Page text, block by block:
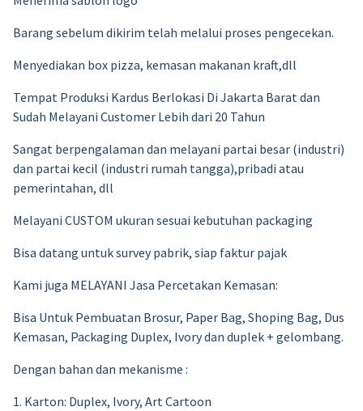
Barang sebelum dikirim telah melalui proses pengecekan.
Menyediakan box pizza, kemasan makanan kraft,dll
Tempat Produksi Kardus Berlokasi Di Jakarta Barat dan
Sudah Melayani Customer Lebih dari 20 Tahun
Sangat berpengalaman dan melayani partai besar (industri)
dan partai kecil (industri rumah tangga),pribadi atau
pemerintahan, dll
Melayani CUSTOM ukuran sesuai kebutuhan packaging
Bisa datang untuk survey pabrik, siap faktur pajak
Kami juga MELAYANI Jasa Percetakan Kemasan:
Bisa Untuk Pembuatan Brosur, Paper Bag, Shoping Bag, Dus
Kemasan, Packaging Duplex, Ivory dan duplek + gelombang.
Dengan bahan dan mekanisme :
1. Karton: Duplex, Ivory, Art Cartoon